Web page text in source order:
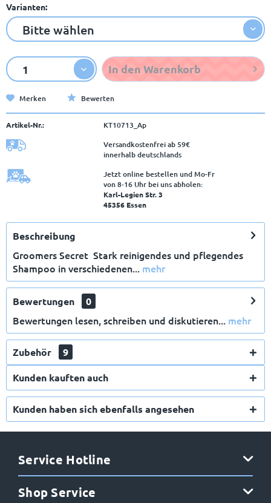
Varianten:
In den Warenkorb
Merken Bewerten
Artikel-Nr.:
KT10713_Ap
Versandkostenfrei ab 59€
innerhalb deutschlands
Jetzt online bestellen und Mo-Fr
von 8‑16 Uhr bei uns abholen:
Karl-Legien Str. 3
45356 Essen
Beschreibung
Groomers Secret Stark reinigendes und pflegendes
Shampoo in verschiedenen... mehr
Bewertungen 0
Bewertungen lesen, schreiben und diskutieren... mehr
Zubehör
9
Kunden kauften auch
Kunden haben sich ebenfalls angesehen
Service Hotline
Shop Service